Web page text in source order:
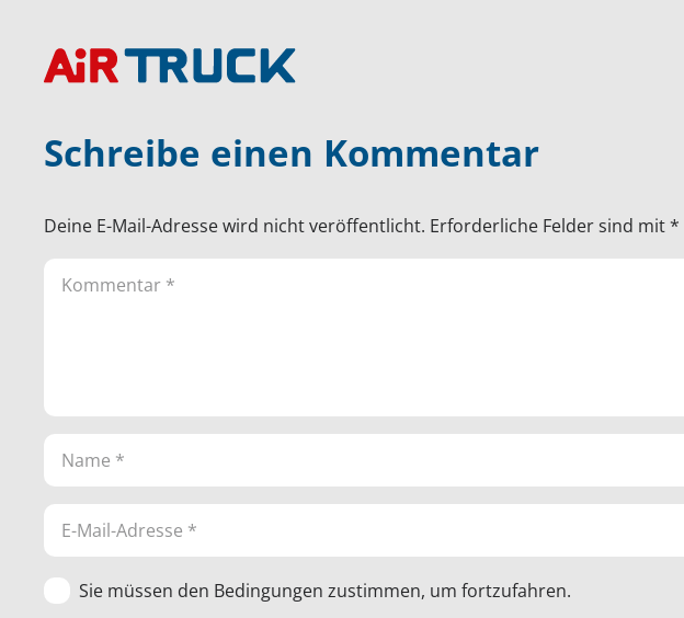
Schreibe einen Kommentar
Deine E-Mail-Adresse wird nicht veröffentlicht. Erforderliche Felder sind mit*
Sie müssen den Bedingungen zustimmen, um fortzufahren.